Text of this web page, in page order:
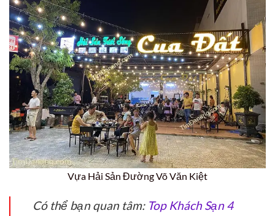
Vựa Hải Sản Đường Võ Văn Kiệt
Có thể bạn quan tâm: Top Khách Sạn 4